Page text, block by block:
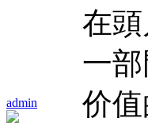
admin
在
一
价